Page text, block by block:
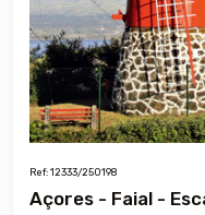
Ref: 12333/250198
Açores - Faial -